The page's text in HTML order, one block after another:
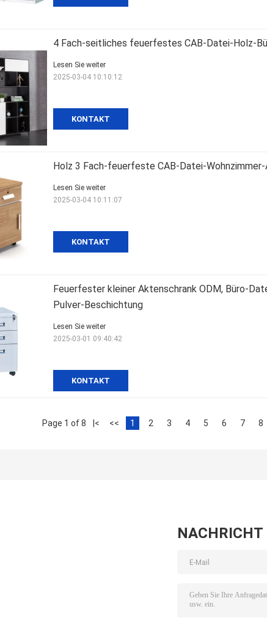
4 Fach-seitliches feuerfestes CAB-Datei-Holz-
KONTAKT
Lesen Sie weiter
2025-03-04 10:10:12
Holz 3 Fach-feuerfeste CAB-Datei-
KONTAKT
Lesen Sie weiter
2025-03-04 10:11:07
Feuerfester kleiner Aktenschrank ODM, Büro-
Pulver-Beschichtung
KONTAKT
Lesen Sie weiter
2025-03-01 09:40:42
Page 1 of 8 |< << 1 2 3 4 5 6 7 8